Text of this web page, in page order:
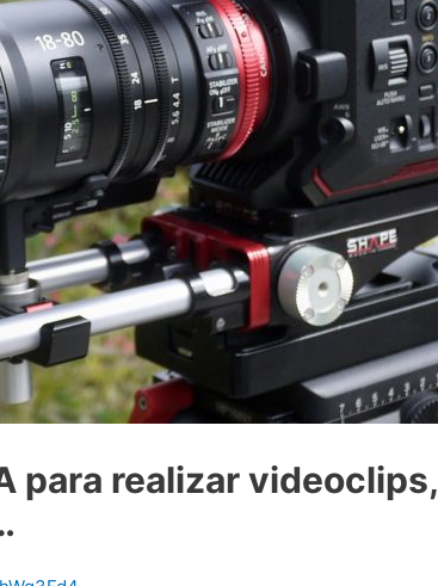
para realizar videoclips,